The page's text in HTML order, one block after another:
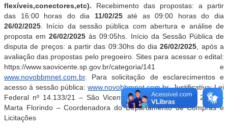
flexíveis,conectores,etc). Recebimento das propostas: a partir
das 16:00 horas do dia 11/02/25até as 09:00 horas do dia
26/02/2025 . Início da sessão pública com abertura e análise de
proposta em26/02/2025 às 09:05hs. Início da Sessão Pública de
disputa de preços: a partir das 09:30hs do dia26/02/2025 , após a
avaliação das propostas pelo pregoeiro. Sites para acessar o edital:
https://www.saovicente.sp.gov.br/categoria/141 e
www.novobbmnet.com.br. Para solicitação de esclarecimentos e
acesso à sessão pública:www.novobbmnet.com.br.Justificativa: Lei
Federal nº 14.133/21 – São Vicente, 06 de fevereiro de 2025 –
Marta Florindo – Coordenadora do Departamento de Compras e
Licitações